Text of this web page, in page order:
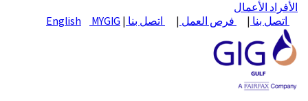
الأفراد الأعمال
اتصل بنا | فرص العمل | اتصل بنا |
English MYGIG